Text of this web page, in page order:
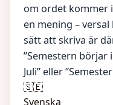
om ordet kommer
en mening –
sätt att skriva är
”Semestern börjar
Juli” eller
🇸🇪
Svenska